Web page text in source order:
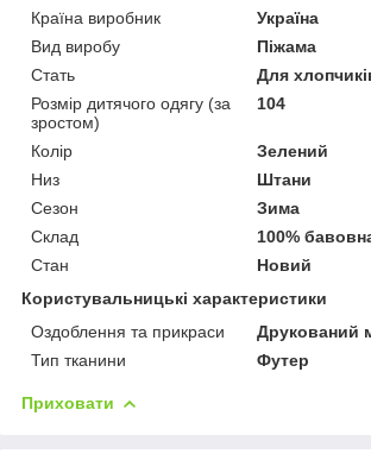
Країна виробник
Україна
Вид виробу
Піжама
Стать
Для
Розмір дитячого одягу (за
зростом)
104
Колір
Зелений
Низ
Штани
Сезон
Зима
Склад
100%
Стан
Новий
Користувальницькі характеристики
Оздоблення та прикраси
Друкований
Тип тканини
Футер
Приховати